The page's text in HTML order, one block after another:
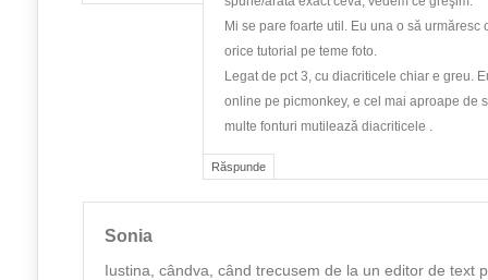
Răspunde
Mi se pare foarte util. Eu una o să urmăresc
orice tutorial pe teme foto.
Legat de pct 3, cu diacriticele chiar e greu.
online pe picmonkey, e cel mai aproape de
multe fonturi mutilează diacriticele .
Sonia
Iustina, cândva, când trecusem de la un editor de text